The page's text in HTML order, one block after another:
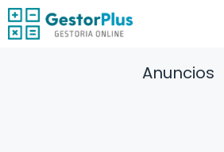
Saltar
al
Anuncios